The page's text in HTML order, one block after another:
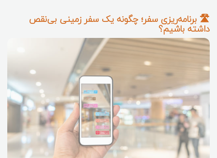
🛣️ برنامه‌ریزی سفر؛ چگونه یک سفر زمینی بی‌نقص
داشته باشیم؟